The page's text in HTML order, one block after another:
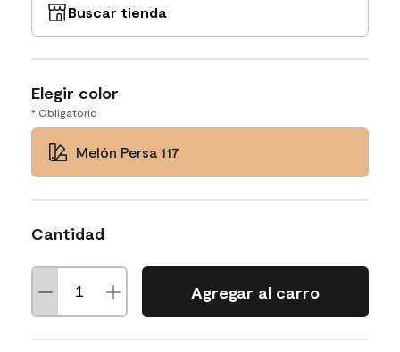
Buscar tienda
Elegir color
* Obligatorio
Melón Persa 117
Cantidad
Agregar al carro